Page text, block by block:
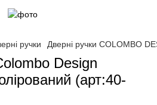
ручки Дверні ручки COLOMBO
Design
(арт:40-